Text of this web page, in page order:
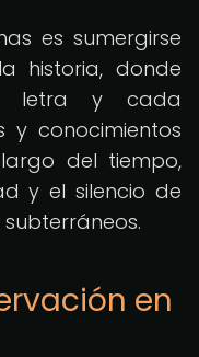
es sumergirse
historia, donde
letra y cada
y conocimientos
del tiempo,
y el silencio de
en